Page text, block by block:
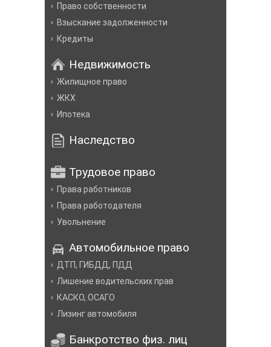
Право собственности
Взыскание задолженности
Кредиты
Недвижимость
Жилищное право
ЖКХ
Ипотека
Наследство
Трудовое право
Права работников
Права работодателя
Увольнение
Автомобильное право
ДТП, ГИБДД, ПДД
Лишение водительских прав
КАСКО, ОСАГО
Лизинг автомобиля
Банкротство физ. лиц